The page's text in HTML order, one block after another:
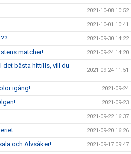
2021-10-08 10:52
2021-10-01 10:41
2021-09-30 14:22
matcher! 2021-09-24 14:20
det bästa hittills, vill du
2021-09-24 11:51
igång! 2021-09-24
2021-09-23
2021-09-22 16:37
2021-09-20 16:26
och Älvsåker! 2021-09-17 09:47